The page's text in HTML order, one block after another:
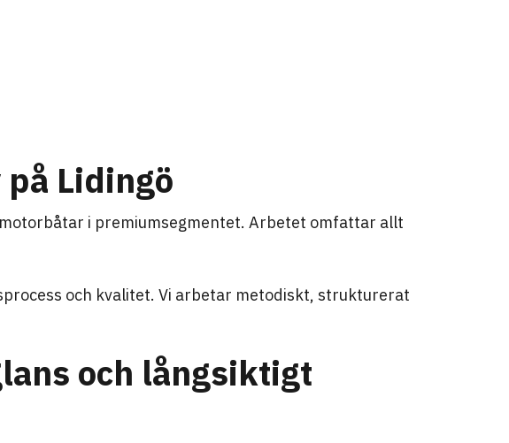
Lidingö
i premiumsegmentet. Arbetet omfattar allt
och kvalitet. Vi arbetar metodiskt, strukturerat
och långsiktigt